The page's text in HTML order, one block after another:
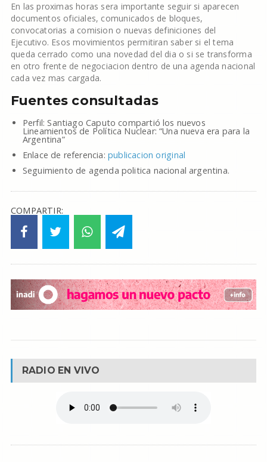
En las proximas horas sera importante seguir si aparecen
documentos oficiales, comunicados de bloques,
convocatorias a comision o nuevas definiciones del
Ejecutivo. Esos movimientos permitiran saber si el tema
queda cerrado como una novedad del dia o si se transforma
en otro frente de negociacion dentro de una agenda nacional
cada vez mas cargada.
Fuentes consultadas
Perfil: Santiago Caputo compartió los nuevos
Lineamientos de Política Nuclear: “Una nueva era para la
Argentina”
Enlace de referencia: publicacion original
Seguimiento de agenda politica nacional argentina.
COMPARTIR:
RADIO EN VIVO